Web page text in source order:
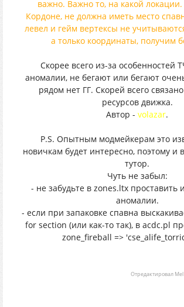
важно. Важно то, на какой
Кордоне, не должна иметь место
левел и гейм вертексы не
а только координаты, получим
Скорее всего из-за особенностей
аномалии, не бегают или бегают
рядом нет ГГ. Скорей всего
ресурсов движка.
Автор - volazar.
P.S. Опытным модмейкерам это
новичкам будет интересно, поэтому и
тутор.
Чуть не забыл:
- не забудьте в zones.ltx проставить
аномалии.
- если при запаковке спавна
for section (или как-то так), в acdc.pl
zone_fireball =>
Отредактировал Mel